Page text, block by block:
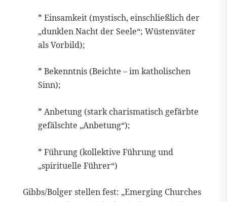
* Einsamkeit (mystisch, einschließlich der
„dunklen Nacht der Seele“; Wüstenväter
als Vorbild);
* Bekenntnis (Beichte – im katholischen
Sinn);
* Anbetung (stark charismatisch gefärbte
gefälschte „Anbetung“);
* Führung (kollektive Führung und
„spirituelle Führer“)
Gibbs/Bolger stellen fest: „Emerging Churches